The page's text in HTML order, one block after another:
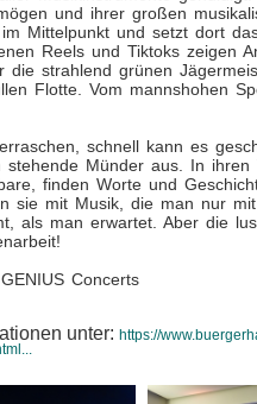
und ihrer großen
Mittelpunkt und setzt dort
Reels und Tiktoks zeigen
die strahlend grünen
Flotte. Vom mannshohen
schnell kann es
stehende Münder aus. In
finden Worte und
sie mit Musik, die man nur
als man erwartet. Aber die
Concerts
unter: https://